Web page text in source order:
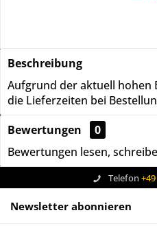
Beschreibung
Aufgrund der aktuell hohen
die Lieferzeiten bei
Bewertungen
0
Bewertungen lesen,
Telefon
Newsletter abonnieren